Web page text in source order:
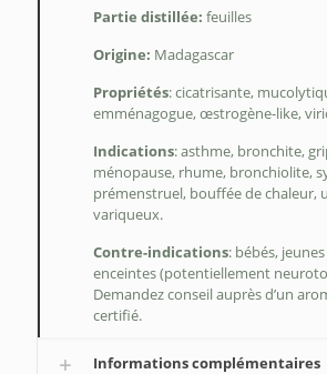
Partie distillée: feuilles
Origine: Madagascar
Propriétés: cicatrisante,
emménagogue, œstrogène-like,
Indications: asthme, bronchite,
ménopause, rhume, bronchiolite,
prémenstruel, bouffée de chaleur,
variqueux.
Contre-indications: bébés,
enceintes (potentiellement
Demandez conseil auprès d’un
certifié.
Informations complémentaires